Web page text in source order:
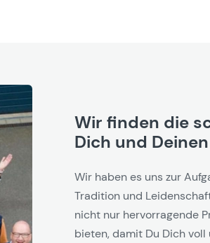
Wir finden die
Dich und
Wir haben es uns zur
Tradition und
nicht nur hervorragende
bieten, damit Du Dich voll